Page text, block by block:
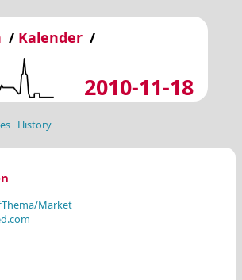
/ Kalender /
2010-11-18
History
Market